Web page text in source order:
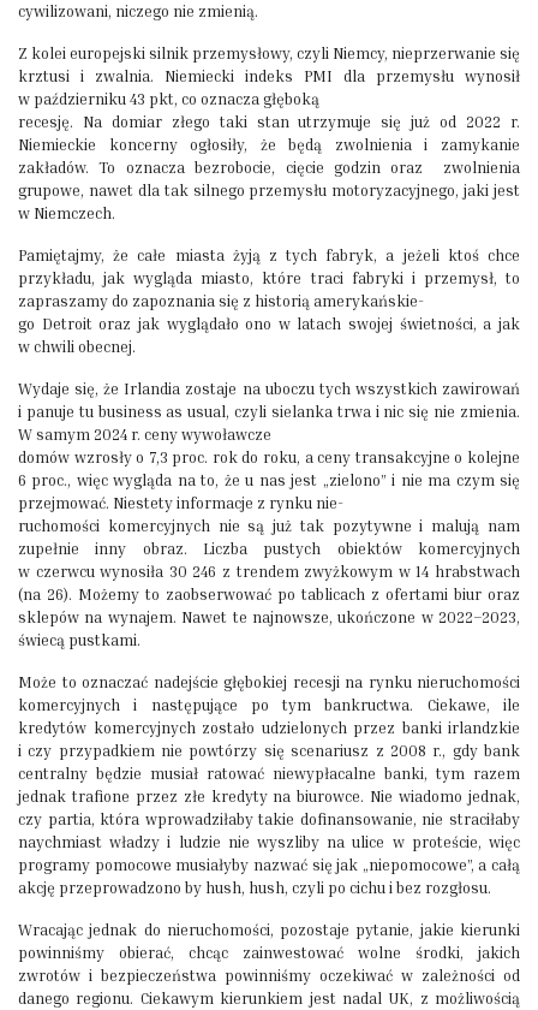
cywilizowani, niczego nie zmienią.
Z kolei europejski silnik przemysłowy, czyli Niemcy, nieprzerwanie się
krztusi i zwalnia. Niemiecki indeks PMI dla przemysłu wynosił
w październiku 43 pkt, co oznacza głęboką
recesję. Na domiar złego taki stan utrzymuje się już od 2022 r.
Niemieckie koncerny ogłosiły, że będą zwolnienia i zamykanie
zakładów. To oznacza bezrobocie, cięcie godzin oraz zwolnienia
grupowe, nawet dla tak silnego przemysłu motoryzacyjnego, jaki jest
w Niemczech.
Pamiętajmy, że całe miasta żyją z tych fabryk, a jeżeli ktoś chce
przykładu, jak wygląda miasto, które traci fabryki i przemysł, to
zapraszamy do zapoznania się z historią amerykańskie-
go Detroit oraz jak wyglądało ono w latach swojej świetności, a jak
w chwili obecnej.
Wydaje się, że Irlandia zostaje na uboczu tych wszystkich zawirowań
i panuje tu business as usual, czyli sielanka trwa i nic się nie zmienia.
W samym 2024 r. ceny wywoławcze
domów wzrosły o 7,3 proc. rok do roku, a ceny transakcyjne o kolejne
6 proc., więc wygląda na to, że u nas jest „zielono” i nie ma czym się
przejmować. Niestety informacje z rynku nie-
ruchomości komercyjnych nie są już tak pozytywne i malują nam
zupełnie inny obraz. Liczba pustych obiektów komercyjnych
w czerwcu wynosiła 30 246 z trendem zwyżkowym w 14 hrabstwach
(na 26). Możemy to zaobserwować po tablicach z ofertami biur oraz
sklepów na wynajem. Nawet te najnowsze, ukończone w 2022–2023,
świecą pustkami.
Może to oznaczać nadejście głębokiej recesji na rynku nieruchomości
komercyjnych i następujące po tym bankructwa. Ciekawe, ile
kredytów komercyjnych zostało udzielonych przez banki irlandzkie
i czy przypadkiem nie powtórzy się scenariusz z 2008 r., gdy bank
centralny będzie musiał ratować niewypłacalne banki, tym razem
jednak trafione przez złe kredyty na biurowce. Nie wiadomo jednak,
czy partia, która wprowadziłaby takie dofinansowanie, nie straciłaby
naychmiast władzy i ludzie nie wyszliby na ulice w proteście, więc
programy pomocowe musiałyby nazwać się jak „niepomocowe”, a całą
akcję przeprowadzono by hush, hush, czyli po cichu i bez rozgłosu.
Wracając jednak do nieruchomości, pozostaje pytanie, jakie kierunki
powinniśmy obierać, chcąc zainwestować wolne środki, jakich
zwrotów i bezpieczeństwa powinniśmy oczekiwać w zależności od
danego regionu. Ciekawym kierunkiem jest nadal UK, z możliwością